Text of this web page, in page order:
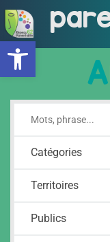
Ouvrir la barre d’outils
Catégories
Territoires
Publics